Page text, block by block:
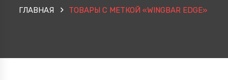
ГЛАВНАЯ ТОВАРЫ С МЕТКОЙ «WINGBAR EDGE»